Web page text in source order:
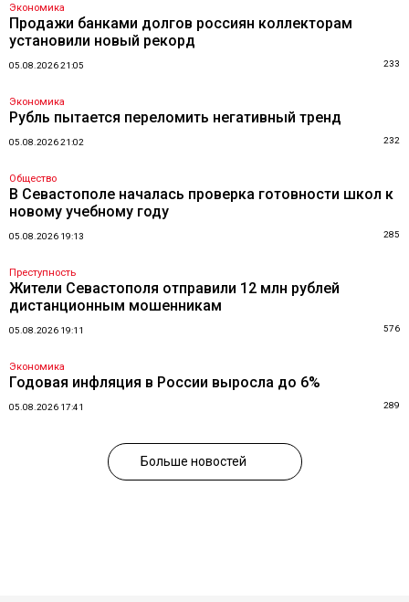
Экономика
Продажи банками долгов россиян коллекторам
установили новый рекорд
05.08.2026 21:05 233
Экономика
Рубль пытается переломить негативный тренд
05.08.2026 21:02 232
Общество
В Севастополе началась проверка готовности школ к
новому учебному году
05.08.2026 19:13 285
Преступность
Жители Севастополя отправили 12 млн рублей
дистанционным мошенникам
05.08.2026 19:11 576
Экономика
Годовая инфляция в России выросла до 6%
05.08.2026 17:41 289
Больше новостей